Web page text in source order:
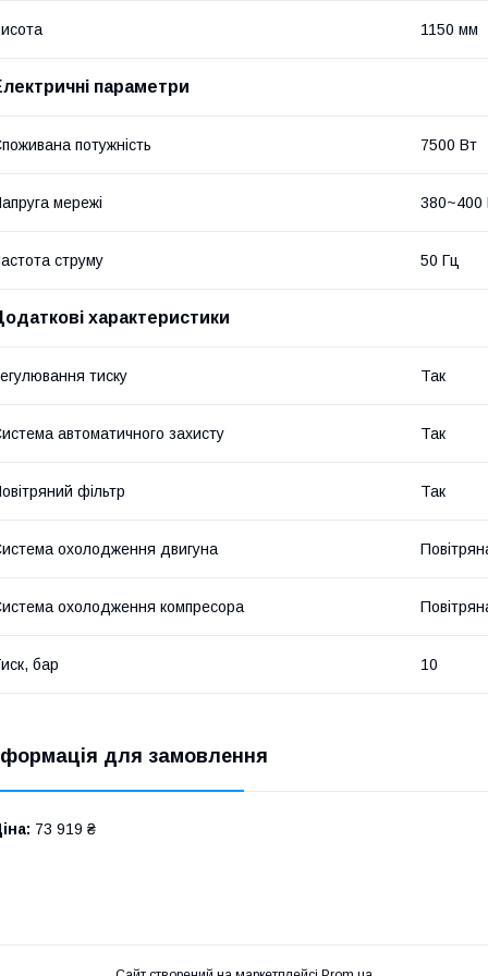
1150 мм
параметри
потужність 7500 Вт
мережі 380~400
струму 50 Гц
характеристики
тиску Так
автоматичного захисту Так
фільтр Так
охолодження двигуна
охолодження компресора
бар 10
для замовлення
73 919 ₴